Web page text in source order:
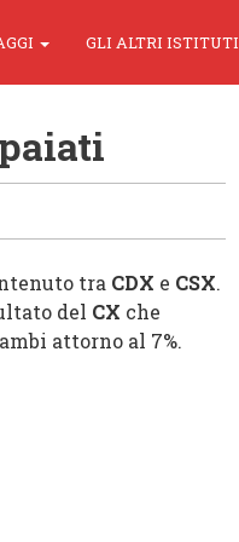
GLI ALTRI ISTITUTI
tra CDX e CSX.
del CX che
attorno al 7%.